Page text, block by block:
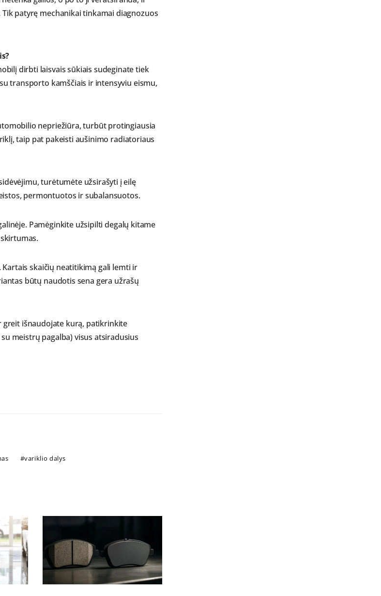
patyrę mechanikai tinkamai diagnozuos
dirbti laisvais sūkiais sudeginate tiek
transporto kamščiais ir intensyviu eismu,
nepriežiūra, turbūt protingiausia
taip pat pakeisti aušinimo radiatoriaus
turėtumėte užsirašyti į eilę
permontuotos ir subalansuotos.
Pamėginkite užsipilti degalų kitame
skaičių neatitikimą gali lemti ir
būtų naudotis sena gera užrašų
greit išnaudojate kurą, patikrinkite
meistrų pagalba) visus atsiradusius
variklio dalys